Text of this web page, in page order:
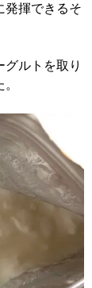
発揮できるそ
ルトを取り